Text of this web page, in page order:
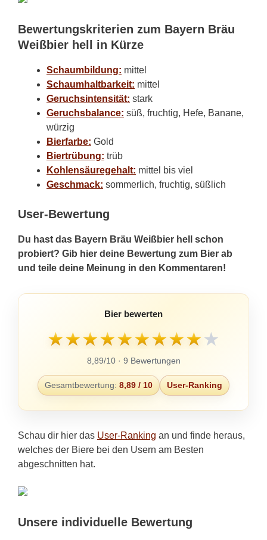
Bewertungskriterien zum Bayern Bräu
Weißbier hell in Kürze
Schaumbildung: mittel
Schaumhaltbarkeit: mittel
Geruchsintensität: stark
Geruchsbalance: süß, fruchtig, Hefe, Banane,
würzig
Bierfarbe: Gold
Biertrübung: trüb
Kohlensäuregehalt: mittel bis viel
Geschmack: sommerlich, fruchtig, süßlich
User-Bewertung
Du hast das Bayern Bräu Weißbier hell schon
probiert? Gib hier deine Bewertung zum Bier ab
und teile deine Meinung in den Kommentaren!
Bier bewerten
★★★★★★★★★★
8,89/10 · 9 Bewertungen
Gesamtbewertung: 8,89 / 10 User-Ranking
Schau dir hier das User-Ranking an und finde heraus,
welches der Biere bei den Usern am Besten
abgeschnitten hat.
Unsere individuelle Bewertung